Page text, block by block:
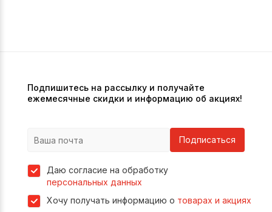
Подпишитесь на рассылку и получайте
ежемесячные скидки и информацию об акциях!
Подписаться
Даю согласие на обработку
персональных данных
Хочу получать информацию о товарах и акциях